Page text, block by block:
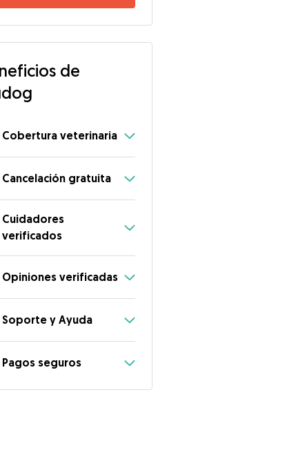
de
Cobertura veterinaria
Cancelación gratuita
Cuidadores
verificados
Opiniones verificadas
Soporte y Ayuda
Pagos seguros